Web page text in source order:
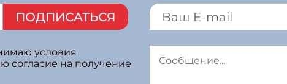
ПОДПИСАТЬСЯ
условия
согласие на получение